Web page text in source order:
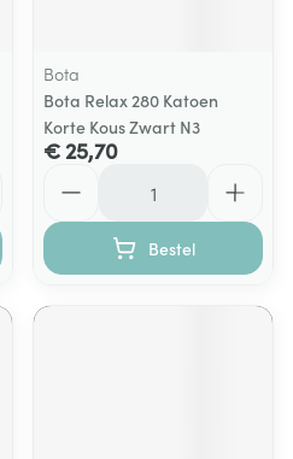
Bota
Bota Relax 280 Katoen
Korte Kous Zwart N3
€ 25,70
Bestel